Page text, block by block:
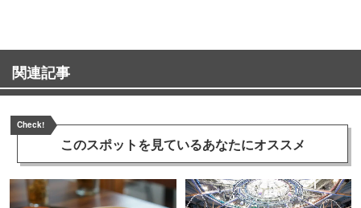
関連記事
Check!
このスポットを見ているあなたにオススメ